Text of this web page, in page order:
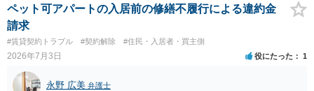
きるかどうかが重要でしょう（借地契約締結後に賃借人が建物を店舗
に改装したという事案で、住居に限定する特約までは存在しなかった
として契約解除を認めなかった裁判例があります）。契約条項の記載
や解釈の問題になりますので、弁護士へ直接相談されることをお勧め
します。
ペット可アパートの入居前の修繕不履行による違約金
請求
#賃貸契約トラブル #契約解除 #住民・入居者・買主側
2026年7月3日 役にたった 1
永野 広美 弁護士